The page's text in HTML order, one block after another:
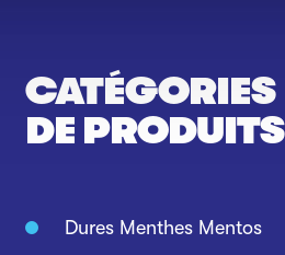
CATÉGORIES
DE PRODUITS
Dures Menthes Mentos